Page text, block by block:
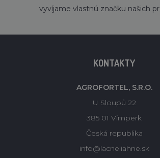
vyvíjame vlastnú značku našich
KONTAKTY
AGROFORTEL, S.R.O.
U Sloupů 22
385 01 Vimperk
Česká republika
info@lacneliahne.sk